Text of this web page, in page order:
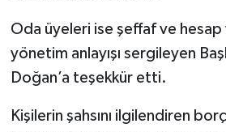
Oda üyeleri ise şeffaf ve
yönetim anlayışı sergileyen
Doğan’a teşekkür etti.
Kişilerin şahsını ilgilendiren